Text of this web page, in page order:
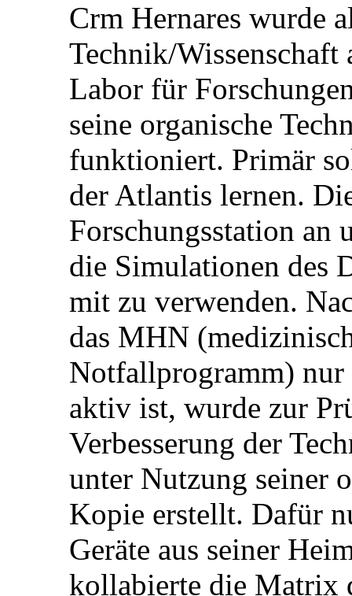
Crm Hernares wurde
Technik/
Labor für
seine organische
funktioniert. Primär
der Atlantis lernen.
Forschungsstation an
die Simulationen des
mit zu verwenden.
das MHN
Notfallprogramm)
aktiv ist, wurde zur
Verbesserung der
unter Nutzung seiner
Kopie erstellt. Dafür
Geräte aus seiner
kollabierte die Matrix